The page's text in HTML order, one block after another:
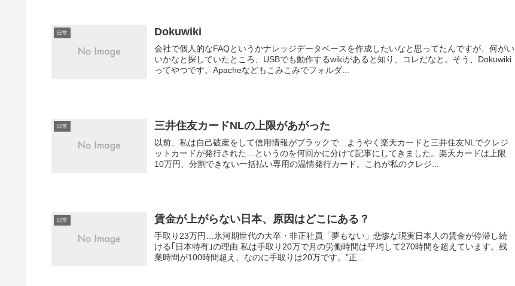
日常 Dokuwiki
会社で個人的なFAQというかナレッジデータベースを作成したいなと思ってたんですが、何がい
いかなと探していたところ、USBでも動作するwikiがあると知り、コレだなと。そう、Dokuwiki
ってやつです。Apacheなどもこみこみでフォルダ...
日常 三井住友カードNLの上限があがった
以前、私は自己破産をして信用情報がブラックで…ようやく楽天カードと三井住友NLでクレジ
ットカードが発行された…というのを何回かに分けて記事にしてきました。楽天カードは上限
10万円、分割できない一括払い専用の温情発行カード。これが私のクレジ...
日常 賃金が上がらない日本、原因はどこにある？
手取り23万円…氷河期世代の大卒・非正社員「夢もない」悲惨な現実日本人の賃金が停滞し続
ける｢日本特有｣の理由 私は手取り20万で月の労働時間は平均して270時間を超えています。残
業時間が100時間超え、なのに手取りは20万です。”正...